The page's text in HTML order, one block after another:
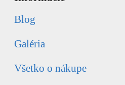
Blog
Galéria
Všetko o nákupe